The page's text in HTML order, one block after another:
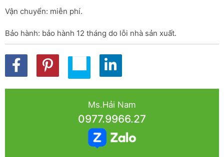
Vận chuyển: miễn phí.
Bảo hành: bảo hành 12 tháng do lỗi nhà sản xuất.
Ms.Hải Nam
0977.9966.27